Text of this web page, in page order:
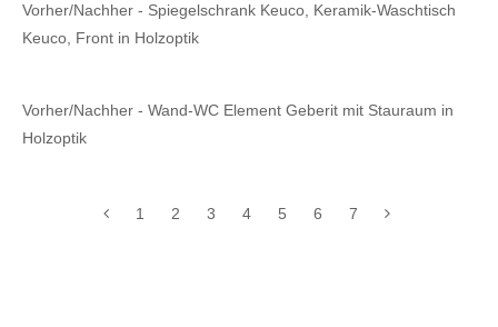
Vorher/Nachher - Spiegelschrank Keuco, Keramik-Waschtisch
Keuco, Front in Holzoptik
Vorher/Nachher - Wand-WC Element Geberit mit Stauraum in
Holzoptik
1 2 3 4 5 6 7